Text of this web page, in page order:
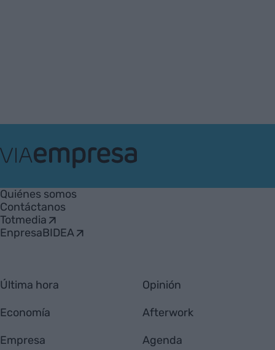
Empresa
Quiénes somos
Contáctanos
Totmedia
EnpresaBIDEA
Última hora
Economía
Empresa
Opinión
Afterwork
Agenda